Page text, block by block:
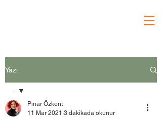
Yazı
.
Pınar Özkent
11 Mar 2021 3 dakikada okunur